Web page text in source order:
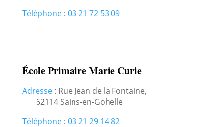
Téléphone: 03 21 72 53 09
École Primaire Marie Curie
Adresse: Rue Jean de la Fontaine,
62114 Sains-en-Gohelle
Téléphone: 03 21 29 14 82